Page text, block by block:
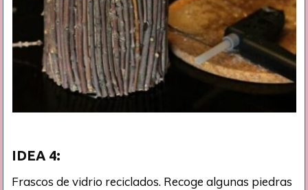
IDEA 4:
Frascos de vidrio reciclados. Recoge algunas piedras